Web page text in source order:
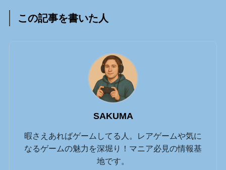
この記事を書いた人
SAKUMA
暇さえあればゲームしてる人。レアゲームや気に
なるゲームの魅力を深堀り！マニア必見の情報基
地です。